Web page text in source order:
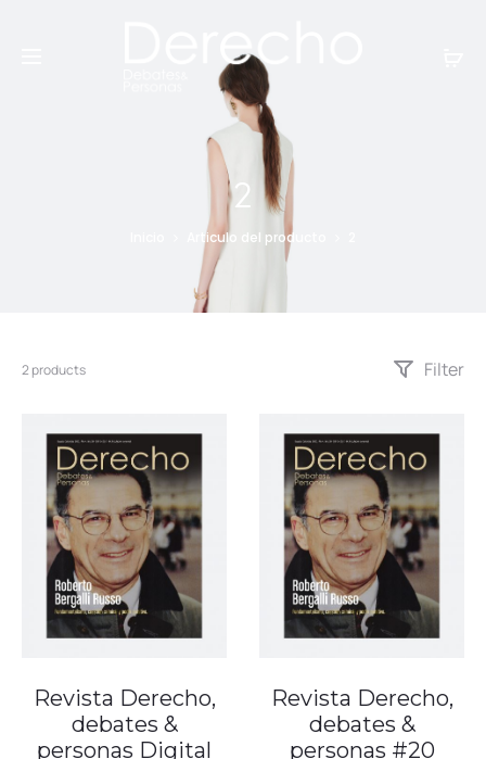
2
Articulo del producto
2 products Filter
Revista Derecho,
debates &
personas Digital
Revista Derecho,
debates &
personas #20